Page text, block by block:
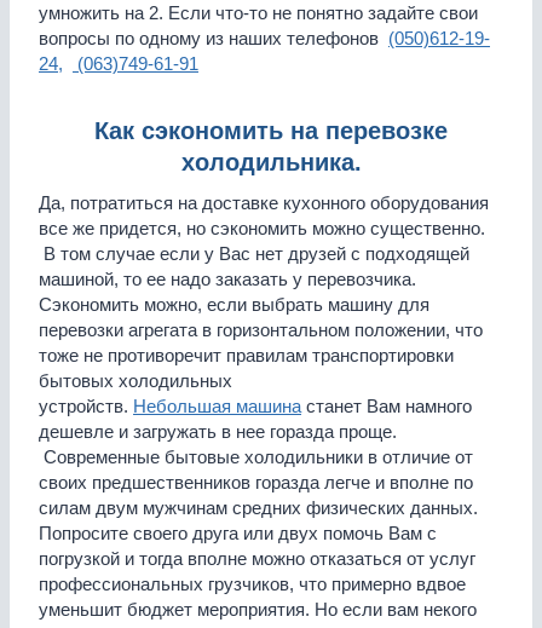
умножить на 2. Если что-то не понятно задайте свои
вопросы по одному из наших телефонов (050)612-19-
24,
(063)749-61-91
Как сэкономить на перевозке
холодильника.
Да, потратиться на доставке кухонного оборудования
все же придется, но сэкономить можно существенно.
В том случае если у Вас нет друзей с подходящей
машиной, то ее надо заказать у перевозчика.
Сэкономить можно, если выбрать машину для
перевозки агрегата в горизонтальном положении, что
тоже не противоречит правилам транспортировки
бытовых холодильных
устройств. Небольшая машина станет Вам намного
дешевле и загружать в нее горазда проще.
Современные бытовые холодильники в отличие от
своих предшественников горазда легче и вполне по
силам двум мужчинам средних физических данных.
Попросите своего друга или двух помочь Вам с
погрузкой и тогда вполне можно отказаться от услуг
профессиональных грузчиков, что примерно вдвое
уменьшит бюджет мероприятия. Но если вам некого